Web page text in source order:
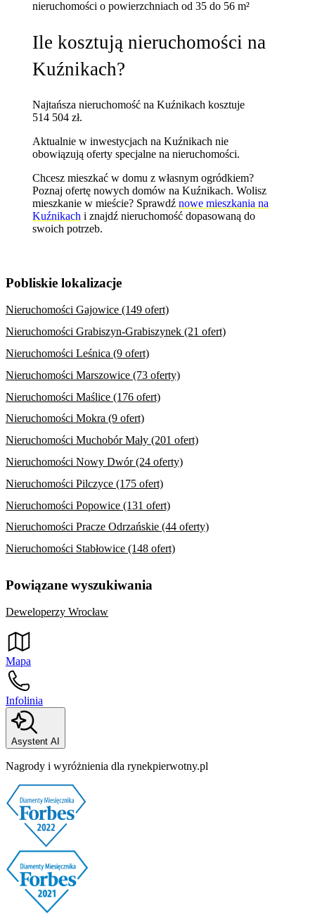
nieruchomościo powierzchniach od 35 do 56 m²
Ile kosztują nieruchomości na
Kuźnikach?
Najtańsza nieruchomość na Kuźnikach kosztuje
514 504 zł.
Aktualnie w inwestycjach na Kuźnikach nie
obowiązują oferty specjalne na nieruchomości.
Chcesz mieszkać w domu z własnym ogródkiem?
Poznajofertę nowych domów na Kuźnikach. Wolisz
mieszkanie w mieście? Sprawdźnowe mieszkania na
Kuźnikach i znajdź nieruchomość dopasowaną do
swoich potrzeb.
Pobliskie lokalizacje
Nieruchomości Gajowice (149 ofert)
Nieruchomości Grabiszyn-Grabiszynek (21 ofert)
Nieruchomości Leśnica (9 ofert)
Nieruchomości Marszowice (73 oferty)
Nieruchomości Maślice (176 ofert)
Nieruchomości Mokra (9 ofert)
Nieruchomości Muchobór Mały (201 ofert)
Nieruchomości Nowy Dwór (24 oferty)
Nieruchomości Pilczyce (175 ofert)
Nieruchomości Popowice (131 ofert)
Nieruchomości Pracze Odrzańskie (44 oferty)
Nieruchomości Stabłowice (148 ofert)
Powiązane wyszukiwania
Deweloperzy Wrocław
Mapa
Infolinia
Asystent AI
Nagrody i wyróżnienia dla rynekpierwotny.pl